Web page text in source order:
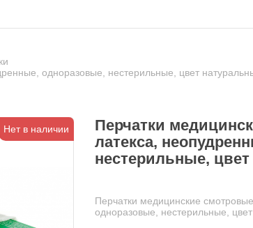
одноразовые, нестерильные, цвет
Нет в наличии
Перчатки
латекса,
нестерильные,
Перчатки медицинские
одноразовые, нестерильные,